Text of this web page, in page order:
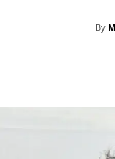
By